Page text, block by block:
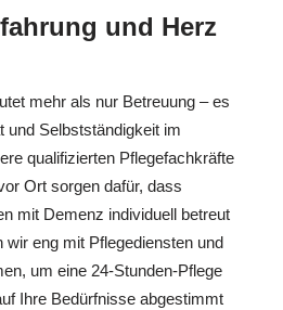
und Herz
mehr als nur Betreuung – es
und Selbstständigkeit im
qualifizierten Pflegefachkräfte
Ort sorgen dafür, dass
mit Demenz individuell betreut
wir eng mit Pflegediensten und
um eine 24-Stunden-Pflege
Ihre Bedürfnisse abgestimmt